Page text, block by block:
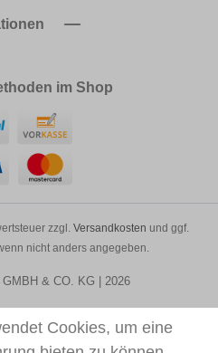
im Shop
zzgl. Versandkosten und ggf.
nicht anders angegeben.
& CO. KG | 2026
Cookies, um eine